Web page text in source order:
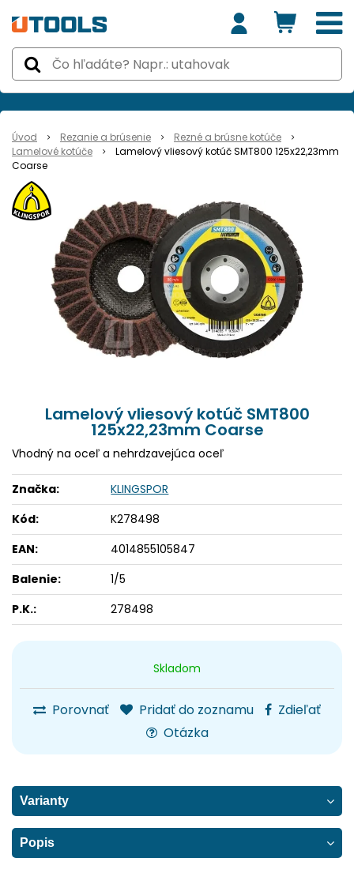
Úvod Rezanie a brúsenie
Rezné a brúsne kotúče
Lamelové kotúče
Lamelový vliesový kotúč SMT800 125x22,23mm
Coarse
Skladom
Porovnať Pridať do zoznamu
Zdieľať
Otázka
Lamelový vliesový kotúč SMT800
125x22,23mm Coarse
Vhodný na oceľ a nehrdzavejúca oceľ
Značka:
KLINGSPOR
Kód:
K278498
EAN:
4014855105847
Balenie:
1/5
P.K.:
278498
Varianty
Popis